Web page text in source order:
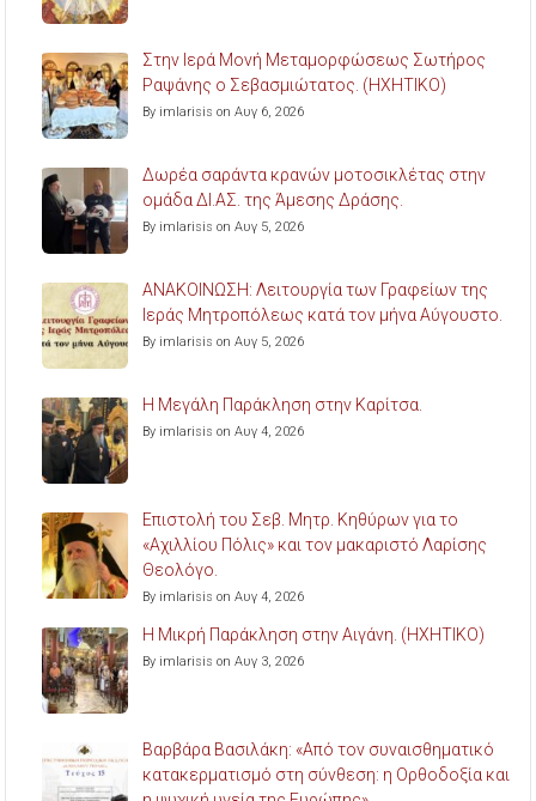
Στην Ιερά Μονή Μεταμορφώσεως Σωτήρος
Ραψάνης ο Σεβασμιώτατος. (ΗΧΗΤΙΚΟ)
By imlarisis on Αυγ 6, 2026
Δωρέα σαράντα κρανών μοτοσικλέτας στην
ομάδα ΔΙ.ΑΣ. της Άμεσης Δράσης.
By imlarisis on Αυγ 5, 2026
ΑΝΑΚΟΙΝΩΣΗ: Λειτουργία των Γραφείων της
Ιεράς Μητροπόλεως κατά τον μήνα Αύγουστο.
By imlarisis on Αυγ 5, 2026
Η Μεγάλη Παράκληση στην Καρίτσα.
By imlarisis on Αυγ 4, 2026
Επιστολή του Σεβ. Μητρ. Κηθύρων για το
«Αχιλλίου Πόλις» και τον μακαριστό Λαρίσης
Θεολόγο.
By imlarisis on Αυγ 4, 2026
Η Μικρή Παράκληση στην Αιγάνη. (ΗΧΗΤΙΚΟ)
By imlarisis on Αυγ 3, 2026
Βαρβάρα Βασιλάκη: «Από τον συναισθηματικό
κατακερματισμό στη σύνθεση: η Ορθοδοξία και